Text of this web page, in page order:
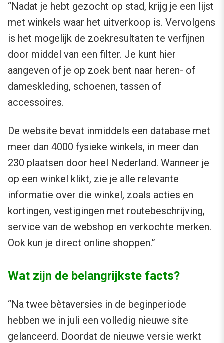
“Nadat je hebt gezocht op stad, krijg je een lijst
met winkels waar het uitverkoop is. Vervolgens
is het mogelijk de zoekresultaten te verfijnen
door middel van een filter. Je kunt hier
aangeven of je op zoek bent naar heren- of
dameskleding, schoenen, tassen of
accessoires.
De website bevat inmiddels een database met
meer dan 4000 fysieke winkels, in meer dan
230 plaatsen door heel Nederland. Wanneer je
op een winkel klikt, zie je alle relevante
informatie over die winkel, zoals acties en
kortingen, vestigingen met routebeschrijving,
service van de webshop en verkochte merken.
Ook kun je direct online shoppen.”
Wat zijn de belangrijkste facts?
“Na twee bètaversies in de beginperiode
hebben we in juli een volledig nieuwe site
gelanceerd. Doordat de nieuwe versie werkt